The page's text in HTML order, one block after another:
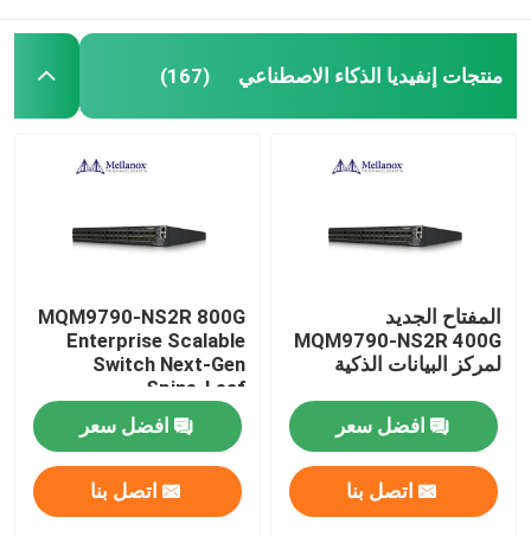
منتجات إنفيديا الذكاء الاصطناعي (167)
المفتاح الجديد
MQM9790-NS2R 400G
لمركز البيانات الذكية
افضل سعر
اتصل بنا
MQM9790-NS2R 800G
Enterprise Scalable
Switch Next-Gen
Spine-Leaf
البيانات فائقة الحجم
افضل سعر
اتصل بنا